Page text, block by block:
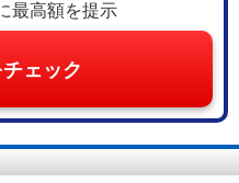
最高額を提示
ェック